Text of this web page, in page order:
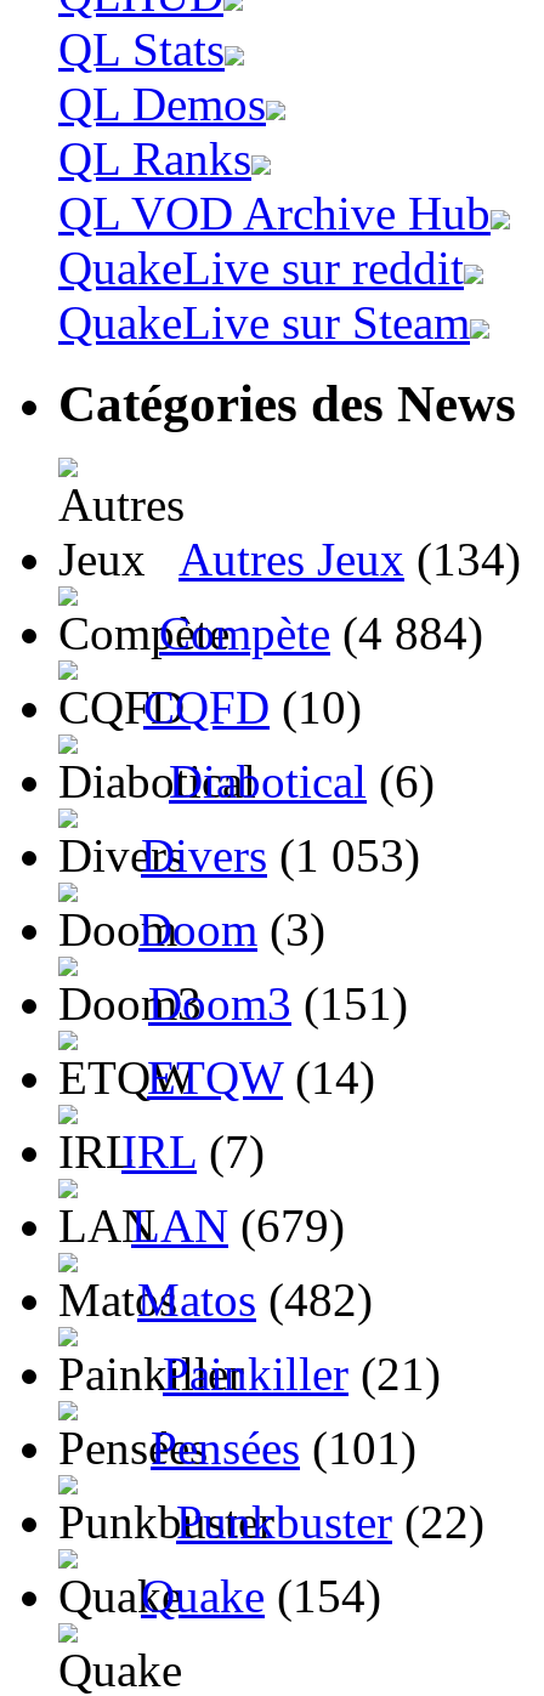
QL Stats
QL Demos
QL Ranks
QL VOD Archive Hub
QuakeLive sur reddit
QuakeLive sur Steam
Catégories des News
Autres Jeux (134)
Compète (4 884)
CQFD (10)
Diabotical (6)
Divers (1 053)
Doom (3)
Doom3 (151)
ETQW(14)
IRL (7)
LAN (679)
Matos (482)
Painkiller (21)
Pensées (101)
Punkbuster (22)
Quake (154)